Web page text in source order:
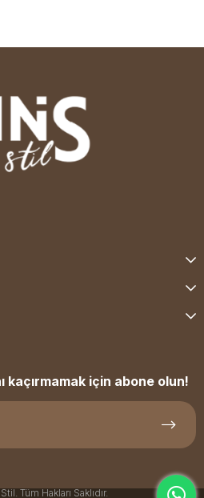
kaçırmamak için abone olun!
Tüm Hakları Saklıdır.